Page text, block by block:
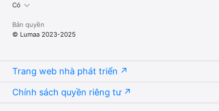
Có
Bản quyền
© Lumaa 2023-2025
Trang web nhà phát triển
Chính sách quyền riêng tư